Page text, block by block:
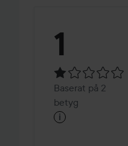
1
på
1
Baserat på 2
betyg
i